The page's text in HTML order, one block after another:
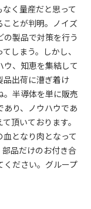
く量産だと思って
ことが判明。ノイズ
製品で対策を行う
しまう。しかし、
ウ、知恵を集結して
品出荷に漕ぎ着け
。半導体を単に販売
あり、ノウハウであ
頂いております。
となり肉となって
品だけのお付き合
ください。グループ